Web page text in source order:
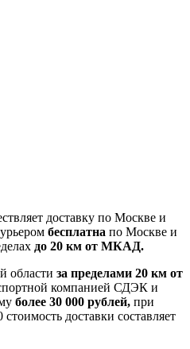
доставку по Москве и
бесплатна по Москве и
до 20 км от МКАД.
области за пределами 20 км от
компанией СДЭК и
более 30 000 рублей, при
доставки составляет